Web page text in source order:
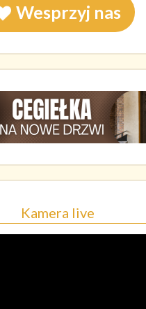
Wesprzyj nas
Kamera live